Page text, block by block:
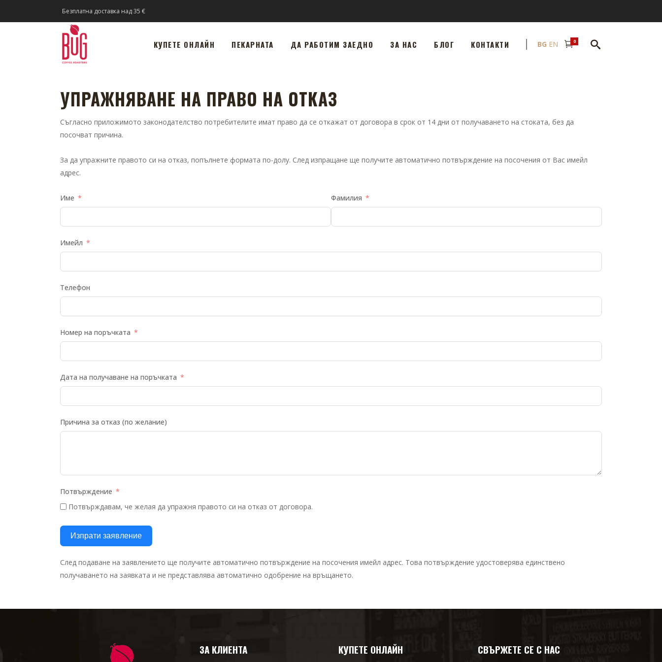
Безплатна доставка над 35 €
КУПЕТЕ ОНЛАЙН ПЕКАРНАТА ДА РАБОТИМ ЗАЕДНО ЗА НАС БЛОГ КОНТАКТИ BG EN 0
УПРАЖНЯВАНЕ НА ПРАВО НА ОТКАЗ
Съгласно приложимото законодателство потребителите имат право да се откажат от договора в срок от 14 дни от получаването на стоката, без да
посочват причина.
За да упражните правото си на отказ, попълнете формата по-долу. След изпращане ще получите автоматично потвърждение на посочения от Вас имейл
адрес.
Име Фамилия
Имейл
Телефон
Номер на поръчката
Дата на получаване на поръчката
Причина за отказ (по желание)
Потвърждение
Потвърждавам, че желая да упражня правото си на отказ от договора.
Изпрати заявление
След подаване на заявлението ще получите автоматично потвърждение на посочения имейл адрес. Това потвърждение удостоверява единствено
получаването на заявката и не представлява автоматично одобрение на връщането.
ЗА КЛИЕНТА КУПЕТЕ ОНЛАЙН СВЪРЖЕТЕ СЕ С НАС